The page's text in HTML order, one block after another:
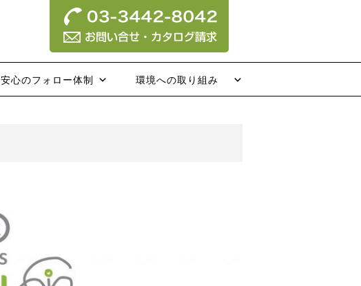
安心のフォロー体制 環境への取り組み